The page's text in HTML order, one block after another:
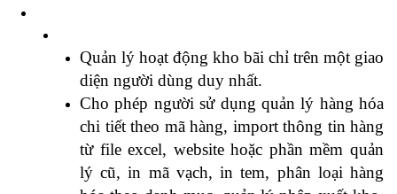
Quản lý hoạt động kho bãi chỉ trên một giao
diện người dùng duy nhất.
Cho phép người sử dụng quản lý hàng hóa
chi tiết theo mã hàng, import thông tin hàng
từ file excel, website hoặc phần mềm quản
lý cũ, in mã vạch, in tem, phân loại hàng